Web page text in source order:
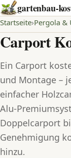
gartenbau-
Startseite Pergola &
Carport
Ein Carport
und Montage –
einfacher
Alu-
Doppelcarport
Genehmigung
hinzu.